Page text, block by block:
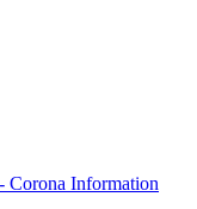
Corona Information